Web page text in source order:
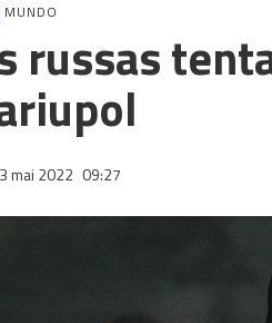
MUNDO
russas
mai 2022 09:27